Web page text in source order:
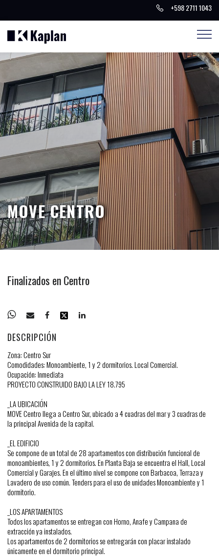
+598 2711 1043
MOVE CENTRO
Finalizados en Centro
DESCRIPCIÓN
Zona: Centro Sur
Comodidades: Monoambiente, 1 y 2 dormitorios. Local Comercial.
Ocupación: Inmediata
PROYECTO CONSTRUIDO BAJO LA LEY 18.795
_LA UBICACIÓN
MOVE Centro llega a Centro Sur, ubicado a 4 cuadras del mar y 3 cuadras de
la principal Avenida de la capital.
_EL EDIFICIO
Se compone de un total de 28 apartamentos con distribución funcional de
monoambientes, 1 y 2 dormitorios. En Planta Baja se encuentra el Hall, Local
Comercial y Garajes. En el último nivel se compone con Barbacoa, Terraza y
Lavadero de uso común. Tenders para el uso de unidades Monoambiente y 1
dormitorio.
_LOS APARTAMENTOS
Todos los apartamentos se entregan con Horno, Anafe y Campana de
extracción ya instalados.
Los apartamentos de 2 dormitorios se entregarán con placar instalado
únicamente en el dormitorio principal.